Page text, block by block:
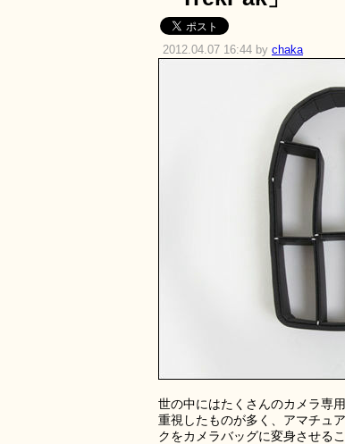
2012.04.07 16:44 by chaka
世の中にはたくさんのカメラ専
重視したものが多く、アマチュ
クをカメラバッグに変身させる